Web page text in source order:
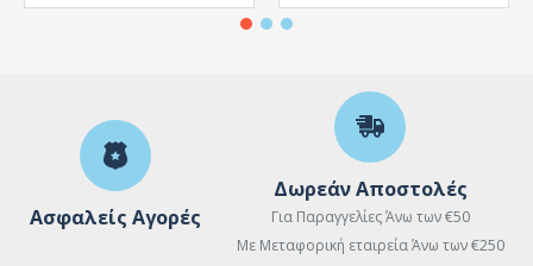
Ασφαλείς Αγορές
Δωρεάν Αποστολές
Για Παραγγελίες Άνω των €50
Με Μεταφορική εταιρεία Άνω των €250